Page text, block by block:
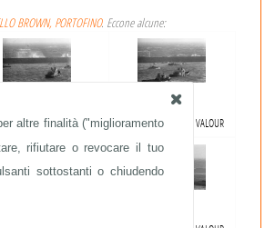
altre finalità ("miglioramento
rifiutare o revocare il tuo
sottostanti o chiudendo
BROWN, PORTOFINO. Eccone alcune:
LONDON VALOUR NAUFRAGIO LONDON VALOUR